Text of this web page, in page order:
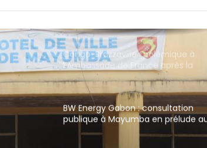
l’Ambassade de France après la
BW Energy Gabon : consultation
publique à Mayumba en prélude au
projet de gisement Bourdon
Gabon-Côte d’Ivoire : Oligui
Nguema s’imprègne du modèle de
développement Ivoirien